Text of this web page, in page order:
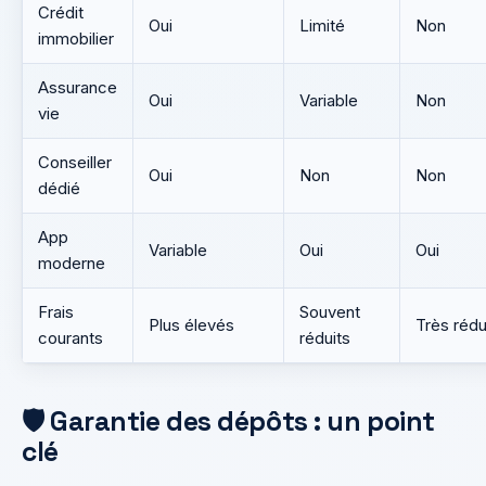
Crédit
immobilier
Oui Limité Non
Assurance
vie
Oui Variable Non
Conseiller
dédié
Oui Non Non
App
moderne
Variable Oui Oui
Frais
courants
Plus élevés
Souvent
réduits
Très
🛡️ Garantie des dépôts : un point
clé